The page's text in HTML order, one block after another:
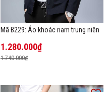
Mã B229: Áo khoác nam trung niên
1.280.000₫
1.740.000₫